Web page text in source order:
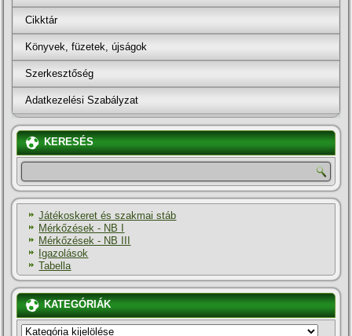
Cikktár
Könyvek, füzetek, újságok
Szerkesztőség
Adatkezelési Szabályzat
KERESÉS
Játékoskeret és szakmai stáb
Mérkőzések - NB I
Mérkőzések - NB III
Igazolások
Tabella
KATEGÓRIÁK
KATEGÓRIÁK